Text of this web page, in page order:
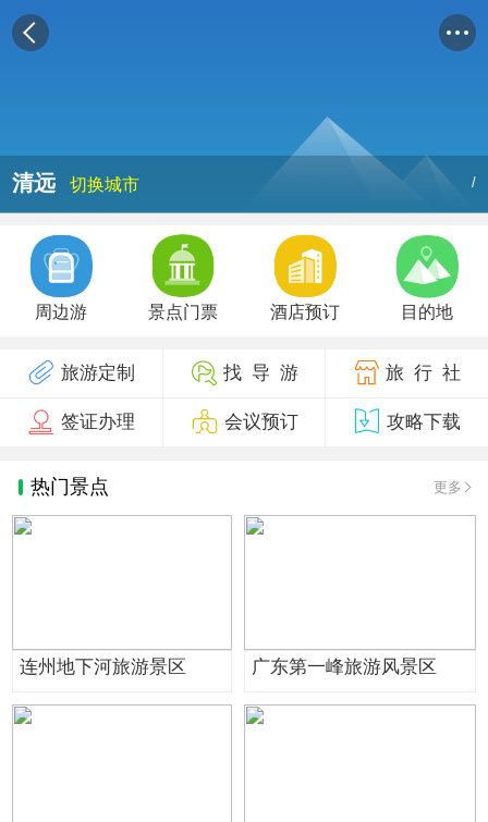
清远 切换城市 /
周边游 景点门票 酒店预订 目的地
旅游定制 找 导 游 旅 行 社
签证办理 会议预订 攻略下载
热门景点 更多
连州地下河旅游景区 广东第一峰旅游风景区